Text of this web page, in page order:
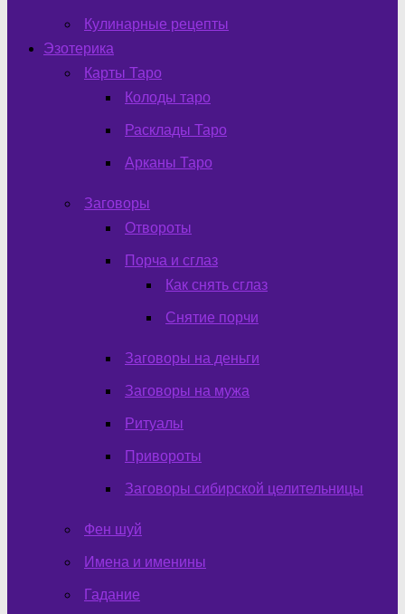
Кулинарные рецепты
Эзотерика
Карты Таро
Колоды таро
Расклады Таро
Арканы Таро
Заговоры
Отвороты
Порча и сглаз
Как снять сглаз
Снятие порчи
Заговоры на деньги
Заговоры на мужа
Ритуалы
Привороты
Заговоры сибирской целительницы
Фен шуй
Имена и именины
Гадание